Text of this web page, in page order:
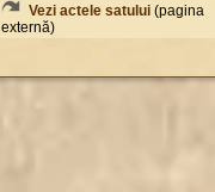
Vezi actele satului (pagina
externă)